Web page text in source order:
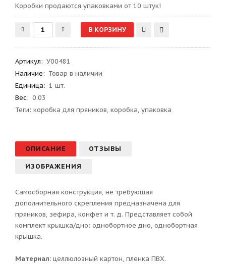
Kоробки продаются упаковками от 10 штук!
Артикул: У00481
Наличие: Товар в наличии
Единица: 1 шт.
Вес: 0.03
Теги: коробка для пряников, коробка, упаковка
ОПИСАНИЕ ОТЗЫВЫ
ИЗОБРАЖЕНИЯ
Самосборная конструкция, не требующая
дополнительного скрепления предназначена для
пряников, зефира, конфет и т. д. Представляет собой
комплект крышка/дно: однобортное дно, однобортная
крышка.
Материал: целлюлозный картон, пленка ПВХ.